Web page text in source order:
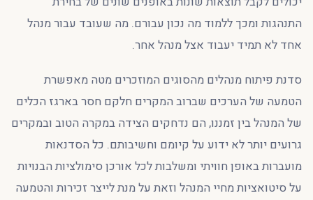
התנהגות ומכך ללמוד מה נכון עבורם. מה שעובד עבור מנהל
אחד לא תמיד יעבוד אצל מנהל אחר.
סדנת פיתוח מנהלים מהסוגים המוזכרים מטה מאפשרת
הטמעה של הערכים שברוב המקרים חלקם חסר בארגז הכלים
של המנהל בין זמננו, הם נדחקים הצידה במקרה הטוב ובמקרים
גרועים יותר לא ידוע על קיומם וחשיבותם. כל הסדנאות
מועברות באופן חוויתי ומשלבות לכל אורכן סימולציות הבנויות
על סיטואציות מחיי המנהל וזאת על מנת לייצר זכירות והטמעה